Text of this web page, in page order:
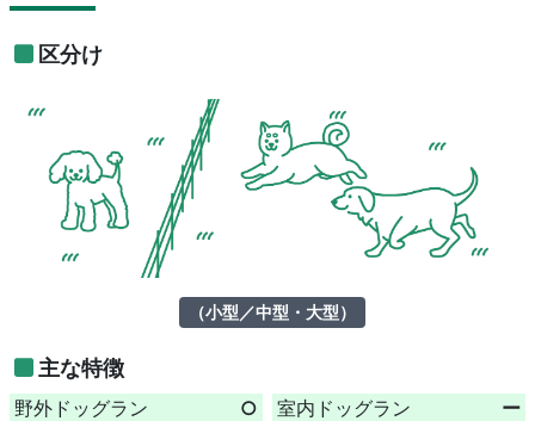
区分け
（小型／中型・大型）
主な特徴
野外ドッグラン ○ 室内ドッグラン
ー